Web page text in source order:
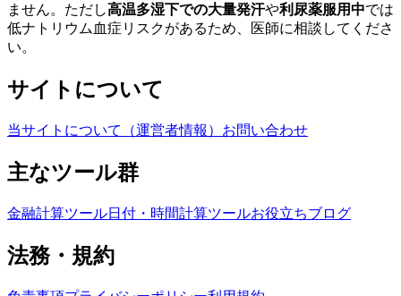
ません。ただし高温多湿下での大量発汗や利尿薬服用中では
低ナトリウム血症リスクがあるため、医師に相談してくださ
い。
サイトについて
当サイトについて（運営者情報） お問い合わせ
主なツール群
金融計算ツール日付・時間計算ツールお役立ちブログ
法務・規約